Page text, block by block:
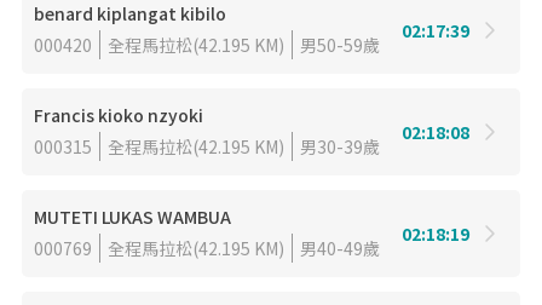
benard kiplangat kibilo
000420
全程馬拉松(42.195 KM) 男50-59歲
02:17:39
Francis kioko nzyoki
000315
全程馬拉松(42.195 KM) 男30-39歲
02:18:08
MUTETI LUKAS WAMBUA
000769
全程馬拉松(42.195 KM) 男40-49歲
02:18:19